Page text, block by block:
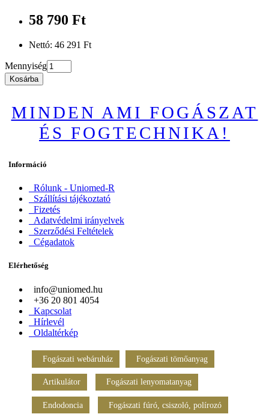
58 790 Ft
Nettó: 46 291 Ft
Mennyiség
Kosárba
MINDEN AMI FOGÁSZAT
ÉS FOGTECHNIKA!
Információ
Rólunk - Uniomed-R
Szállítási tájékoztató
Fizetés
Adatvédelmi irányelvek
Szerződési Feltételek
Cégadatok
Elérhetőség
info@uniomed.hu
+36 20 801 4054
Kapcsolat
Hírlevél
Oldaltérkép
Fogászati webáruház Fogászati tömőanyag
Artikulátor Fogászati lenyomatanyag
Endodoncia Fogászati fúró, csiszoló, polírozó